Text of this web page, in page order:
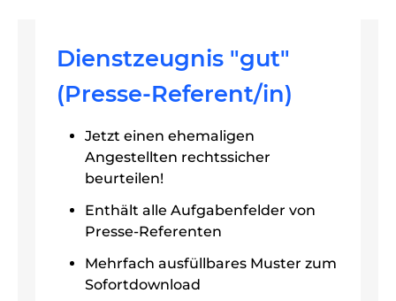
Dienstzeugnis "gut"
(Presse-Referent/in)
Jetzt einen ehemaligen
Angestellten rechtssicher
beurteilen!
Enthält alle Aufgabenfelder von
Presse-Referenten
Mehrfach ausfüllbares Muster zum
Sofortdownload